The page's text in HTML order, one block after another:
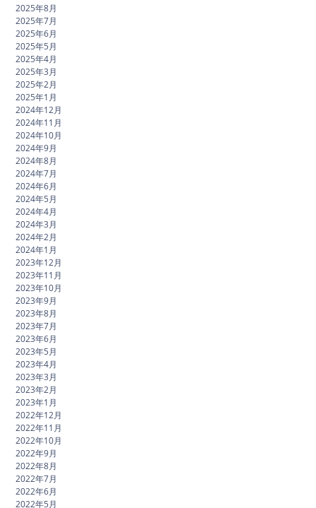
2025年8月
2025年7月
2025年6月
2025年5月
2025年4月
2025年3月
2025年2月
2025年1月
2024年12月
2024年11月
2024年10月
2024年9月
2024年8月
2024年7月
2024年6月
2024年5月
2024年4月
2024年3月
2024年2月
2024年1月
2023年12月
2023年11月
2023年10月
2023年9月
2023年8月
2023年7月
2023年6月
2023年5月
2023年4月
2023年3月
2023年2月
2023年1月
2022年12月
2022年11月
2022年10月
2022年9月
2022年8月
2022年7月
2022年6月
2022年5月